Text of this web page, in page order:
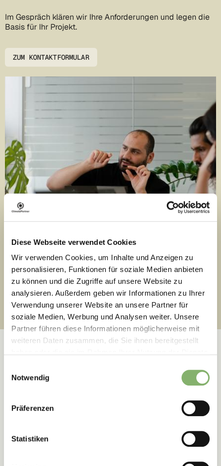
Diese Webseite verwendet Cookies
Wir verwenden Cookies, um Inhalte und Anzeigen zu
personalisieren, Funktionen für soziale Medien anbieten
zu können und die Zugriffe auf unsere Website zu
analysieren. Außerdem geben wir Informationen zu Ihrer
Verwendung unserer Website an unsere Partner für
soziale Medien, Werbung und Analysen weiter. Unsere
Partner führen diese Informationen möglicherweise mit
weiteren Daten zusammen, die Sie ihnen bereitgestellt
Notwendig
Präferenzen
Statistiken
Im Gespräch klären wir Ihre Anforderungen und legen die
Basis für Ihr Projekt.
ZUM KONTAKTFORMULAR
Ziele verstehen
Erfolgsgeschichten
Wie unseren Kunden die